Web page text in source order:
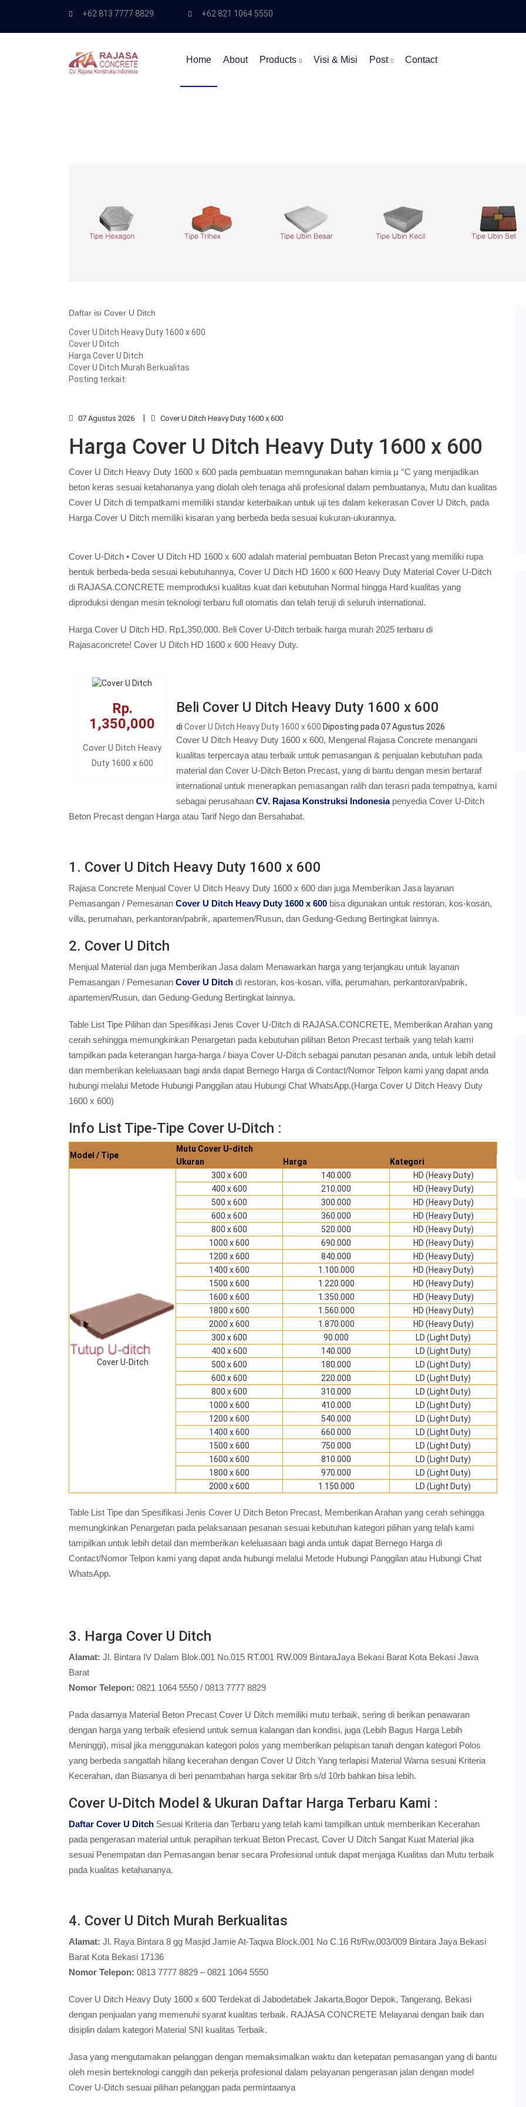
+62 813 7777 8829 +62 821 1064 5550
Home About Products Visi & Misi Post Contact
Daftar isi Cover U Ditch
Cover U Ditch Heavy Duty 1600 x 600
Cover U Ditch
Harga Cover U Ditch
Cover U Ditch Murah Berkualitas
Posting terkait:
07 Agustus 2026 Cover U Ditch Heavy Duty 1600 x 600
Harga Cover U Ditch Heavy Duty 1600 x 600
Cover U Ditch Heavy Duty 1600 x 600 pada pembuatan memngunakan bahan kimia µ °C yang menjadikan
beton keras sesuai ketahananya yang diolah oleh tenaga ahli profesional dalam pembuatanya, Mutu dan kualitas
Cover U Ditch di tempatkami memiliki standar keterbaikan untuk uji tes dalam kekerasan Cover U Ditch, pada
Harga Cover U Ditch memiliki kisaran yang berbeda beda sesuai kukuran-ukurannya.
Cover U-Ditch • Cover U Ditch HD 1600 x 600 adalah material pembuatan Beton Precast yang memiliki rupa
bentuk berbeda-beda sesuai kebutuhannya, Cover U Ditch HD 1600 x 600 Heavy Duty Material Cover U-Ditch
di RAJASA.CONCRETE memproduksi kualitas kuat dari kebutuhan Normal hingga Hard kualitas yang
diproduksi dengan mesin teknologi terbaru full otomatis dan telah teruji di seluruh international.
Harga Cover U Ditch HD. Rp1,350,000. Beli Cover U-Ditch terbaik harga murah 2025 terbaru di
Rajasaconcrete! Cover U Ditch HD 1600 x 600 Heavy Duty.
Rp.
1,350,000
Cover U Ditch Heavy
Duty 1600 x 600
Beli Cover U Ditch Heavy Duty 1600 x 600
di Cover U Ditch Heavy Duty 1600 x 600 Diposting pada 07 Agustus 2026
Cover U Ditch Heavy Duty 1600 x 600, Mengenal Rajasa Concrete menangani
kualitas terpercaya atau terbaik untuk pemasangan & penjualan kebutuhan pada
material dan Cover U-Ditch Beton Precast, yang di bantu dengan mesin bertaraf
international untuk menerapkan pemasangan ralih dan terasri pada tempatnya, kami
sebagai perusahaan CV. Rajasa Konstruksi Indonesiapenyedia Cover U-Ditch
Beton Precast dengan Harga atau Tarif Nego dan Bersahabat.
1. Cover U Ditch Heavy Duty 1600 x 600
Rajasa Concrete Menjual Cover U Ditch Heavy Duty 1600 x 600 dan juga Memberikan Jasa layanan
Pemasangan / Pemesanan Cover U Ditch Heavy Duty 1600 x 600 bisa digunakan untuk restoran, kos-kosan,
villa, perumahan, perkantoran/pabrik, apartemen/Rusun, dan Gedung-Gedung Bertingkat lainnya.
2. Cover U Ditch
Menjual Material dan juga Memberikan Jasa dalam Menawarkan harga yang terjangkau untuk layanan
Pemasangan / Pemesanan Cover U Ditch di restoran, kos-kosan, villa, perumahan, perkantoran/pabrik,
apartemen/Rusun, dan Gedung-Gedung Bertingkat lainnya.
Table List Tipe Pilihan dan Spesifikasi Jenis Cover U-Ditch di RAJASA.CONCRETE, Memberikan Arahan yang
cerah sehingga memungkinkan Penargetan pada kebutuhan pilihan Beton Precast terbaik yang telah kami
tampilkan pada keterangan harga-harga / biaya Cover U-Ditch sebagai panutan pesanan anda, untuk lebih detail
dan memberikan keleluasaan bagi anda dapat Bernego Harga di Contact/Nomor Telpon kami yang dapat anda
hubungi melalui Metode Hubungi Panggilan atau Hubungi Chat WhatsApp.(Harga Cover U Ditch Heavy Duty
1600 x 600)
Info List Tipe-Tipe Cover U-Ditch :
Model / Tipe
Mutu Cover U-ditch
Ukuran
Harga Kategori
Cover U-Ditch
300 x 600 140.000
HD (Heavy Duty)
400 x 600
210.000
HD (Heavy Duty)
500 x 600
300.000
HD (Heavy Duty)
600 x 600
360.000
HD (Heavy Duty)
800 x 600
520.000
HD (Heavy Duty)
1000 x 600
690.000
HD (Heavy Duty)
1200 x 600
840.000
HD (Heavy Duty)
1400 x 600
1.100.000
HD (Heavy Duty)
1500 x 600
1.220.000
HD (Heavy Duty)
1600 x 600
1.350.000
HD (Heavy Duty)
1800 x 600
1.560.000
HD (Heavy Duty)
2000 x 600
1.870.000
HD (Heavy Duty)
300 x 600
90.000
LD (Light Duty)
400 x 600
140.000
LD (Light Duty)
500 x 600
180.000
LD (Light Duty)
600 x 600
220.000
LD (Light Duty)
800 x 600
310.000
LD (Light Duty)
1000 x 600
410.000
LD (Light Duty)
1200 x 600
540.000
LD (Light Duty)
1400 x 600
660.000
LD (Light Duty)
1500 x 600
750.000
LD (Light Duty)
1600 x 600
810.000
LD (Light Duty)
1800 x 600
970.000
LD (Light Duty)
2000 x 600
1.150.000 LD (Light Duty)
Table List Tipe dan Spesifikasi Jenis Cover U Ditch Beton Precast, Memberikan Arahan yang cerah sehingga
memungkinkan Penargetan pada pelaksanaan pesanan sesuai kebutuhan kategori pilihan yang telah kami
tampilkan untuk lebih detail dan memberikan keleluasaan bagi anda untuk dapat Bernego Harga di
Contact/Nomor Telpon kami yang dapat anda hubungi melalui Metode Hubungi Panggilan atau Hubungi Chat
WhatsApp.
3. Harga Cover U Ditch
Alamat: Jl. Bintara IV Dalam Blok.001 No.015 RT.001 RW.009 BintaraJaya Bekasi Barat Kota Bekasi Jawa
Barat
Nomor Telepon: 0821 1064 5550 / 0813 7777 8829
Pada dasarnya Material Beton Precast Cover U Ditch memiliki mutu terbaik, sering di berikan penawaran
dengan harga yang terbaik efesiend untuk semua kalangan dan kondisi, juga (Lebih Bagus Harga Lebih
Meninggi), misal jika menggunakan kategori polos yang memberikan pelapisan tanah dengan kategori Polos
yang berbeda sangatlah hilang kecerahan dengan Cover U Ditch Yang terlapisi Material Warna sesuai Kriteria
Kecerahan, dan Biasanya di beri penambahan harga sekitar 8rb s/d 10rb bahkan bisa lebih.
Cover U-Ditch Model & Ukuran Daftar Harga Terbaru Kami :
Daftar Cover U Ditch Sesuai Kriteria dan Terbaru yang telah kami tampilkan untuk memberikan Kecerahan
pada pengerasan material untuk perapihan terkuat Beton Precast, Cover U Ditch Sangat Kuat Material jika
sesuai Penempatan dan Pemasangan benar secara Profesional untuk dapat menjaga Kualitas dan Mutu terbaik
pada kualitas ketahananya.
4. Cover U Ditch Murah Berkualitas
Alamat: Jl. Raya Bintara 8 gg Masjid Jamie At-Taqwa Block.001 No C.16 Rt/Rw.003/009 Bintara Jaya Bekasi
Barat Kota Bekasi 17136
Nomor Telepon: 0813 7777 8829 – 0821 1064 5550
Cover U Ditch Heavy Duty 1600 x 600 Terdekat di Jabodetabek Jakarta,Bogor Depok, Tangerang, Bekasi
dengan penjualan yang memenuhi syarat kualitas terbaik. RAJASA CONCRETE Melayanai dengan baik dan
disiplin dalam kategori Material SNI kualitas Terbaik.
Jasa yang mengutamakan pelanggan dengan memaksimalkan waktu dan ketepatan pemasangan yang di bantu
oleh mesin berteknologi canggih dan pekerja profesional dalam pelayanan pengerasan jalan dengan model
Cover U-Ditch sesuai pilihan pelanggan pada permintaanya